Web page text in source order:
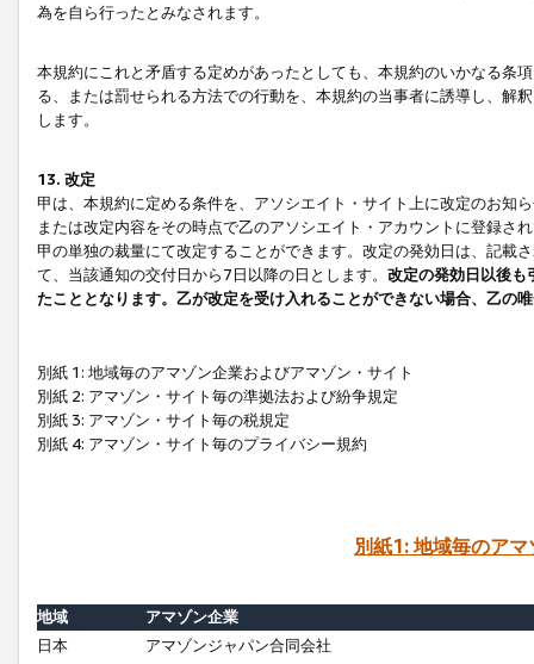
為を自ら行ったとみなされます。
本規約にこれと矛盾する定めがあったとしても、本規約のいかなる条
る、または罰せられる方法での行動を、本規約の当事者に誘導し、解
します。
13. 改定
甲は、本規約に定める条件を、アソシエイト・サイト上に改定のお知
または改定内容をその時点で乙のアソシエイト・アカウントに登録さ
甲の単独の裁量にて改定することができます。改定の発効日は、記載
て、当該通知の交付日から7日以降の日とします。 改定の発効日以後も
たこととなります。乙が改定を受け入れることができない場合、乙の
別紙 1: 地域毎のアマゾン企業およびアマゾン・サイト
別紙 2: アマゾン・サイト毎の準拠法および紛争規定
別紙 3: アマゾン・サイト毎の税規定
別紙 4: アマゾン・サイト毎のプライバシー規約
別紙1: 地域毎のア
地域
アマゾン企業
日本
アマゾンジャパン合同会社